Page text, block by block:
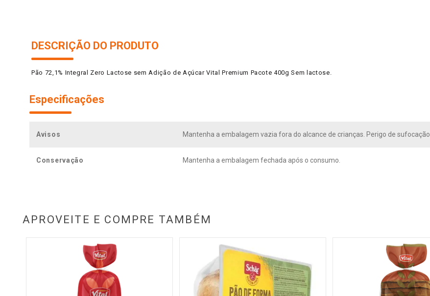
DESCRIÇÃO DO PRODUTO
Pão 72,1% Integral Zero Lactose sem Adição de Açúcar Vital Premium Pacote 400g Sem lactose.
Especificações
Avisos Mantenha a embalagem vazia fora do alcance de crianças. Perigo de sufocação.
Conservação Mantenha a embalagem fechada após o consumo.
APROVEITE E COMPRE TAMBÉM